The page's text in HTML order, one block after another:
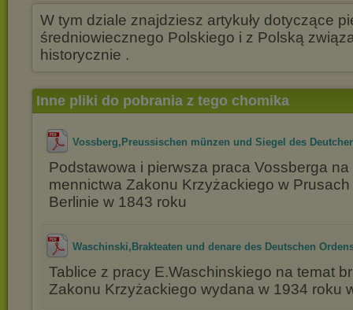
W tym dziale znajdziesz artykuły dotyczące
średniowiecznego Polskiego i z Polską
historycznie .
Inne pliki do pobrania z tego chomika
Vossberg,Preussischen münzen und Siegel des
Podstawowa i pierwsza praca Vossberga na
mennictwa Zakonu Krzyżackiego w
Berlinie w 1843 roku
Waschinski,Brakteaten und denare des Deutschen
Tablice z pracy E.Waschinskiego na temat
Zakonu Krzyżackiego wydana w 1934 roku